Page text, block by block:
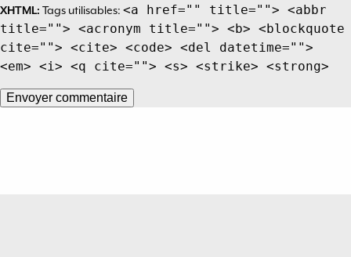
XHTML: Tags utilisables: <a href="" title=""> <abbr
title=""> <acronym title=""> <b> <blockquote
cite=""> <cite> <code> <del datetime="">
<em> <i> <q cite=""> <s> <strike> <strong>